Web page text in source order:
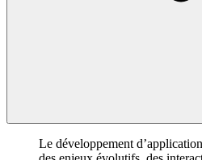
Le développement